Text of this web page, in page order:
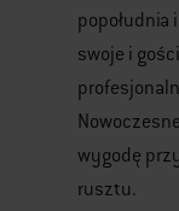
popołudnia
swoje i
wygodę
rusztu.